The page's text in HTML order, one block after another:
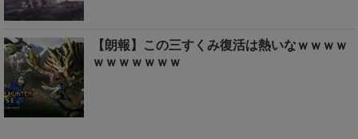
【朗報】この三すくみ復活は熱いなｗｗｗｗ
ｗｗｗｗｗｗｗ